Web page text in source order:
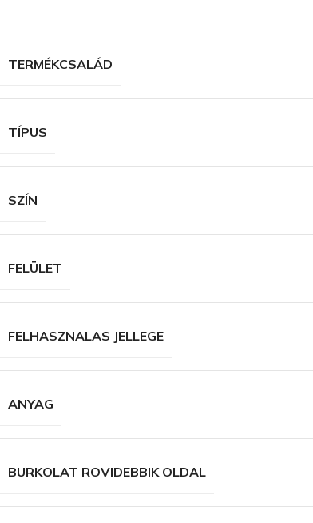
TERMÉKCSALÁD
TÍPUS
SZÍN
FELÜLET
FELHASZNALAS JELLEGE
ANYAG
BURKOLAT ROVIDEBBIK OLDAL